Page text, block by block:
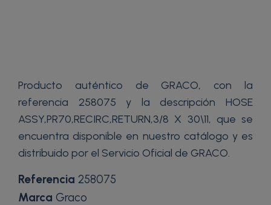
Producto auténtico de GRACO, con la
referencia 258075 y la descripción HOSE
ASSY,PR70,RECIRC,RETURN,3/8 X 30\11, que se
encuentra disponible en nuestro catálogo y es
distribuido por el Servicio Oficial de GRACO.
Referencia 258075
Marca Graco